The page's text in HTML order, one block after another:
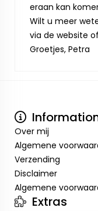
eraan kan
Wilt u meer
via de website
Groetjes, Petra
Over mij
Algemene
Verzending
Disclaimer
Algemene
Extras